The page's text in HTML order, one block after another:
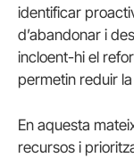
identificar
d’abandonar i
incloent-hi el
permetin reduir
En aquesta
recursos i